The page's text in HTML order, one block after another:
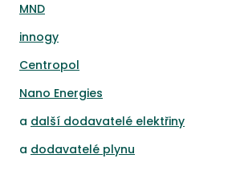
MND
innogy
Centropol
Nano Energies
a další dodavatelé elektřiny
a dodavatelé plynu